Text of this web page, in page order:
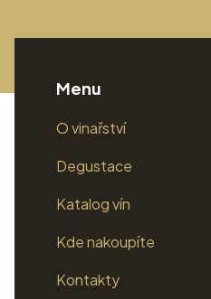
Menu
O vinařství
Degustace
Katalog vín
Kde nakoupíte
Kontakty